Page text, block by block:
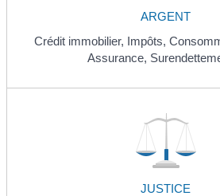
ARGENT
Crédit immobilier, Impôts,
Assurance,
JUSTICE